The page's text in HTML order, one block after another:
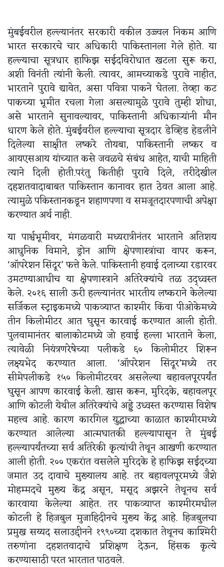
मुंबईवरील हल्ल्यानंतर सरकारी वकील उज्ज्वल निकम आणि
भारत सरकारचे चार अधिकारी पाकिस्तानला गेले होते. या
हल्ल्याचा सूत्रधार हाफिझ सईदविरोधात खटला सुरू करा,
अशी विनंती त्यांनी केली. त्यावर, आमच्याकडे पुरावे नाहीत,
भारताने पुरावे द्यावेत, असा पवित्रा पाकने घेतला. तेव्हा कट
पाकच्या भूमीत रचला गेला असल्यामुळे पुरावे तुम्ही शोधा,
असे भारताने सुनावल्यावर, पाकिस्तानी अधिकाऱ्यांनी मौन
धारण केले होते. मुंबईवरील हल्ल्याचा सूत्रदार डेव्हिड हेडलीने
दिलेल्या साक्षीत लष्करे तोयबा, पाकिस्तानी लष्कर व
आयएसआय यांच्यात कसे जवळचे संबंध आहेत, याची माहिती
त्याने दिली होती.परंतु कितीही पुरावे दिले, तरीदेखील
दहशतवादाबाबत पाकिस्तान कानावर हात ठेवत आला आहे.
त्यामुळे पकिस्तानकडून शहाणपणा व समजूतदारपणाची अपेक्षा
करण्यात अर्थ नाही.
या पार्श्वभूमीवर, मंगळवारी मध्यरात्रीनंतर भारताने अतिशय
आधुनिक विमाने, ड्रोन आणि क्षेपणास्त्रांचा वापर करून,
‘ऑपरेशन सिंदूर’ फत्ते केले. पाकिस्तानी हवाई दलाच्या रडारवर
उमटण्याआधीच या क्षेपणास्त्राने अतिरेक्यांचे तळ उद्ध्वस्त
केले. २०१६ साली ऊरी हल्ल्यानंतर भारतीय लष्कराने केलेल्या
सर्जिकल स्ट्राइकमध्ये पाकव्याप्त काश्मीर किंवा पीओकेमध्ये
तीन किलोमीटर आत घुसून कारवाई करण्यात आली होती.
पुलवामानंतर बालाकोटमध्ये जो हवाई हल्ला भारताने केला,
त्यावेळी नियंत्रणरेषेच्या पलीकडे ६० किलोमीटर शिरून
लक्ष्यभेद करण्यात आला. ‘ऑपरेशन सिंदूर’मध्ये तर
सीमेपलीकडे १५० किलोमीटरवर असलेल्या बहावलपूरपर्यंत
घुसून आपण कारवाई केली. खास करून, मुरिदके, बहावलपूर
आणि कोटली येथील अतिरेक्यांचे अड्डे उध्वस्त करण्यास विशेष
महत्त्व आहे. कारण कारगिल युद्धाच्या काळात काश्मीरमध्ये
करण्यात आलेल्या आत्मघातकी हल्ल्यापासून ते मुंबई
हल्ल्यापर्यंतच्या सर्व अतिरेकी कृत्यांची तेथून आखणी करण्यात
आली होती. २०० एकरांत वसलेले मुरिदके हे हाफिझ सईदच्या
जमात उद दावाचे मुख्यालय आहे. तर बहावलपूरमध्ये जैशे
मोहम्मदचे मुख्य केंद्र असून, मसूद अझरने तेथूनच सर्व
कारवाया केलेल्या आहेत. तर पाकव्याप्त काश्मीरमधील
कोटली हे हिजबुल मुजाहिदीनचे मुख्य केंद्र आहे. हिजबुलचा
प्रमुख सय्यद सलाउद्दीनने १९९०च्या दशकात तेथूनच काश्मिरी
तरुणांना दहशतवादाचे प्रशिक्षण देऊन, हिंसक कृत्ये
करण्यासाठी परत भारतात पाठवले.